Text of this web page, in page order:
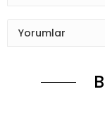
Yorumlar